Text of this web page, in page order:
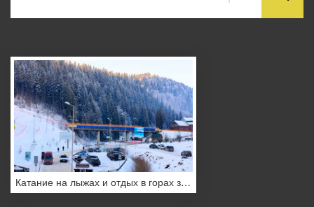
Катание на лыжах и отдых в горах зимой